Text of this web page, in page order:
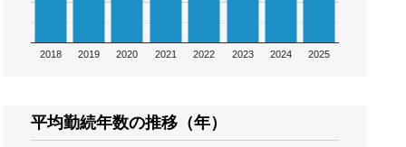
2018 2019 2020 2021 2022 2023 2024 2025
平均勤続年数の推移（年）